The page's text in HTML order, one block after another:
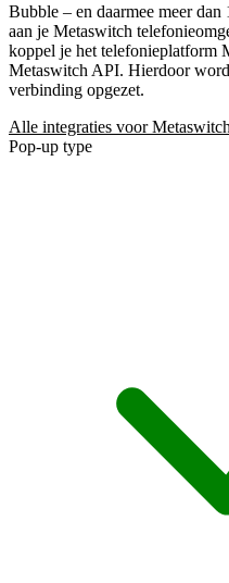
Bubble – en daarmee meer
aan je Metaswitch
koppel je het telefonieplatform
Metaswitch API. Hierdoor
verbinding opgezet.
Alle integraties voor Metaswitch
Pop-up type